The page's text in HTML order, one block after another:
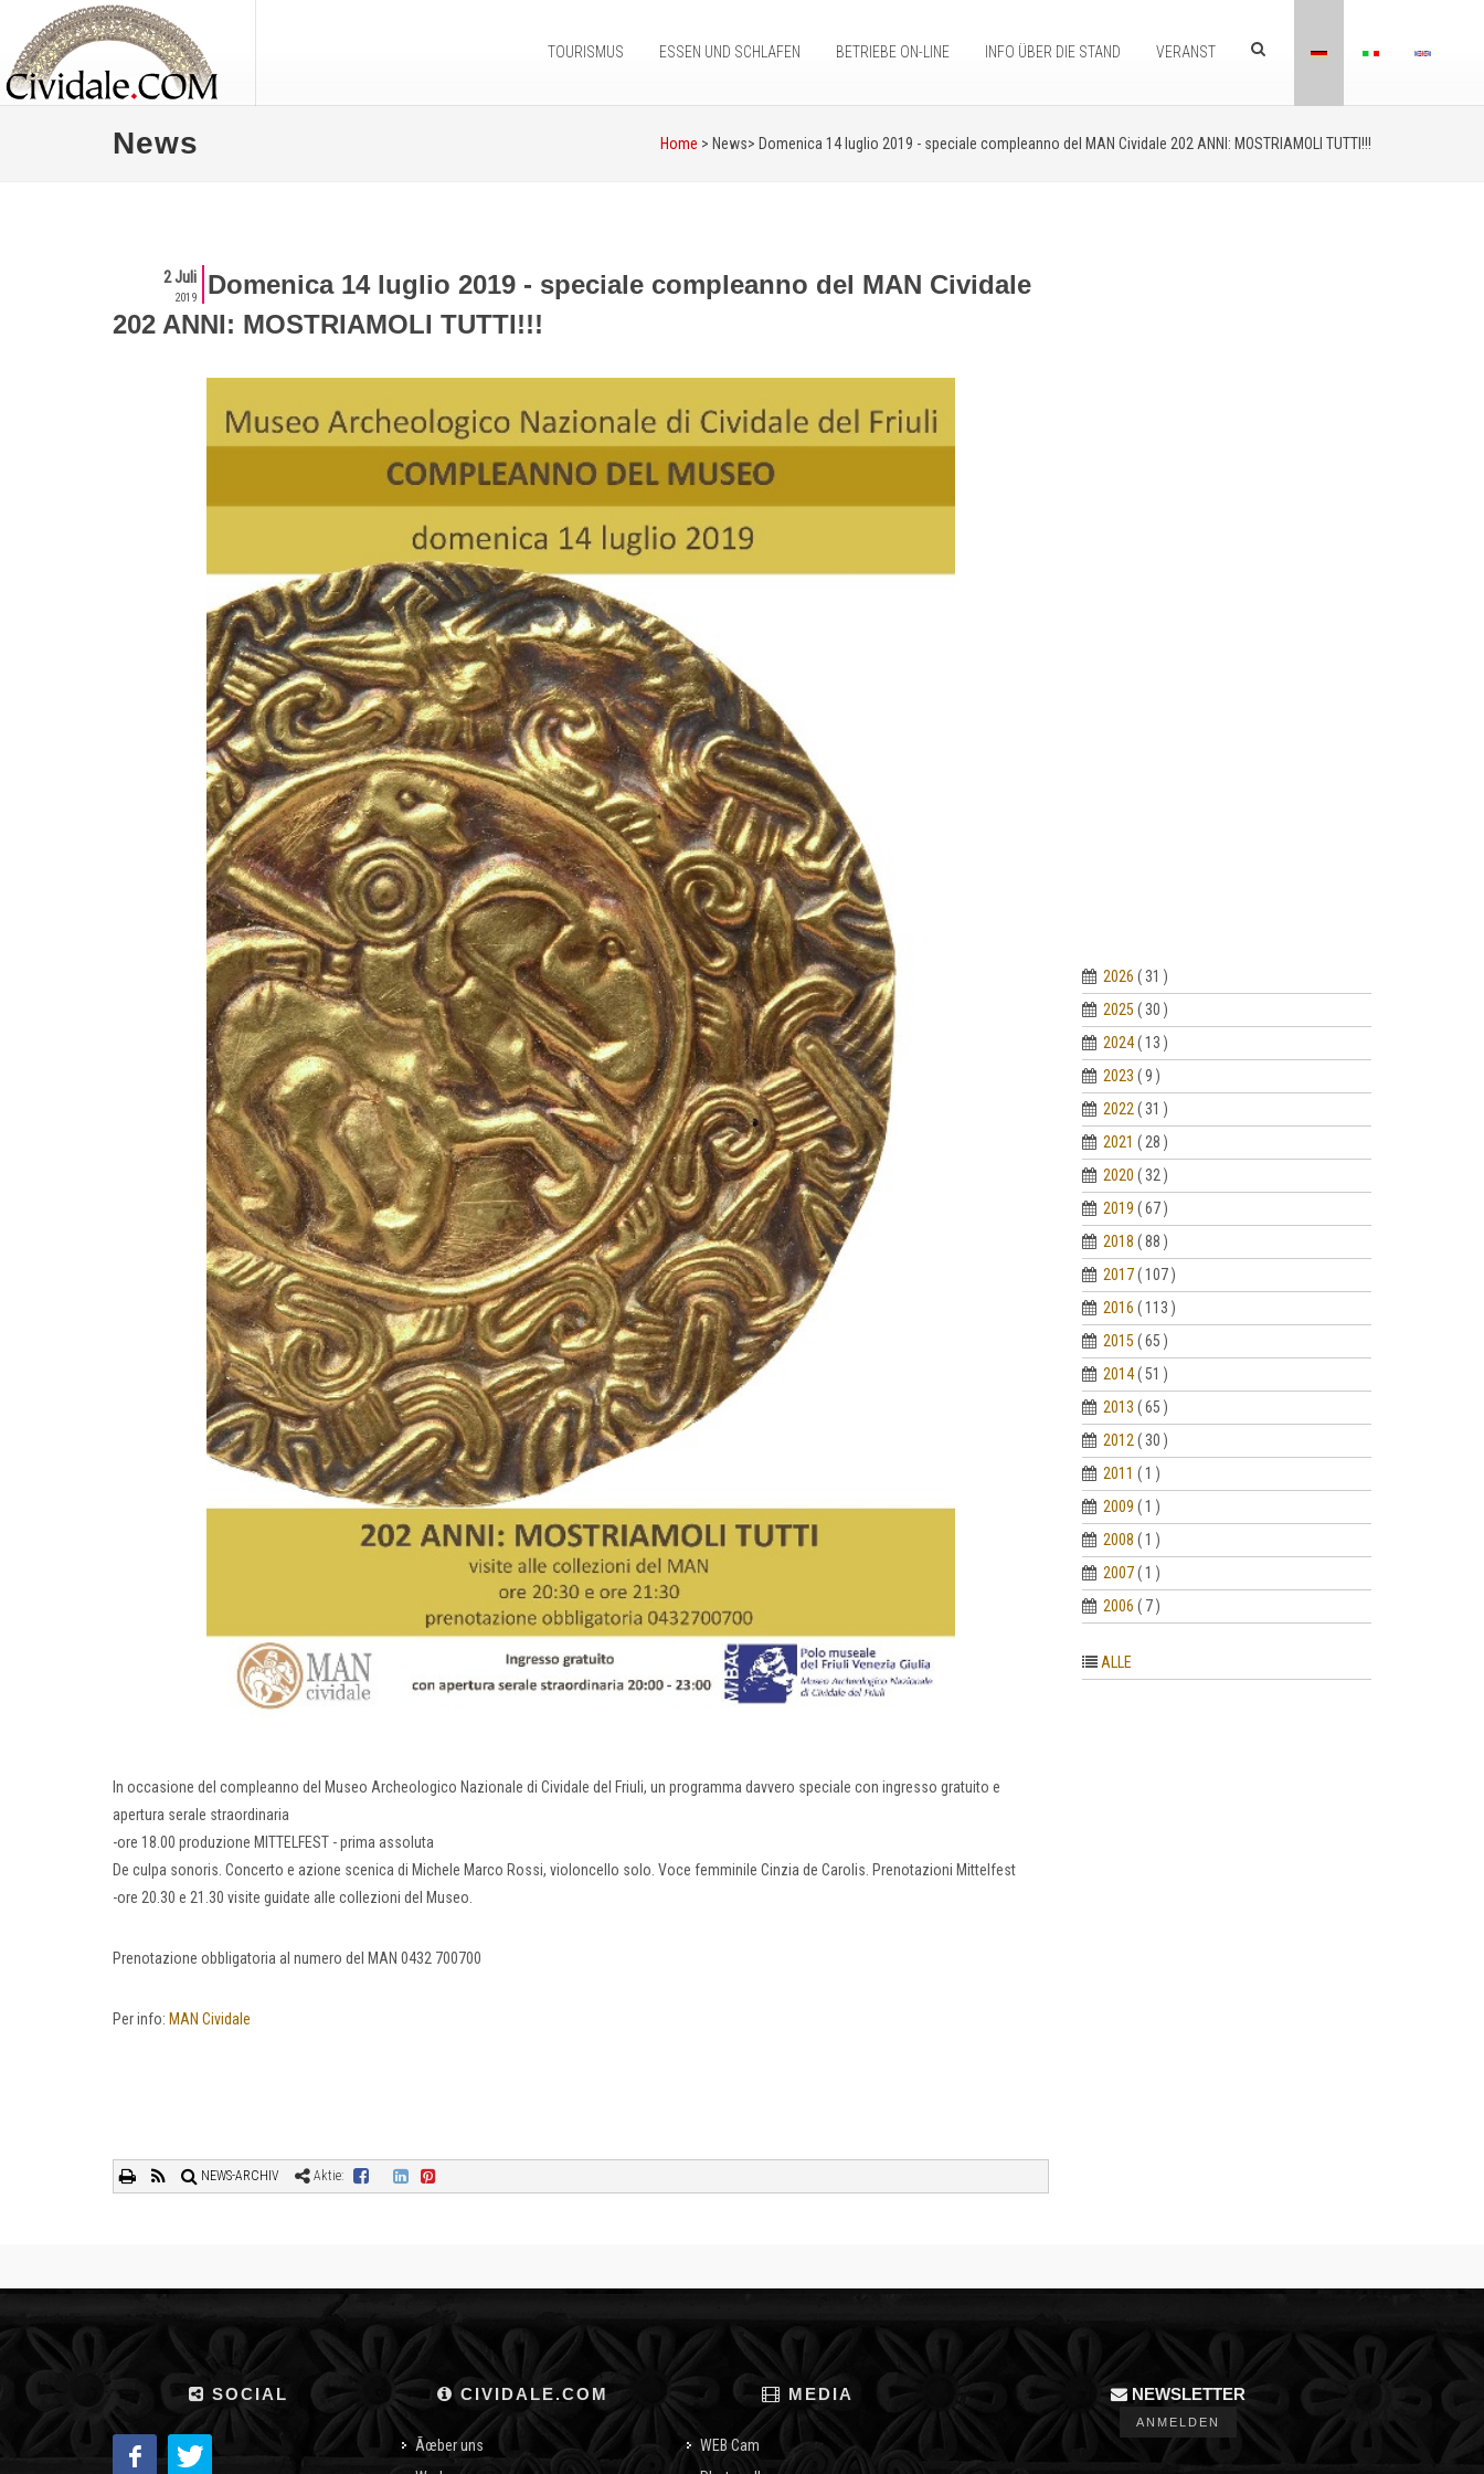
TOURISMUS ESSEN UND SCHLAFEN BETRIEBE ON-LINE INFO ÜBER DIE STAND VERANST
News Home > News> Domenica 14 luglio 2019 - speciale compleanno del MAN Cividale 202 ANNI: MOSTRIAMOLI TUTTI!!!
2 Juli
2019
Domenica 14 luglio 2019 - speciale compleanno del MAN Cividale
202 ANNI: MOSTRIAMOLI TUTTI!!!
In occasione del compleanno del Museo Archeologico Nazionale di Cividale del Friuli, un programma davvero speciale con ingresso gratuito e
apertura serale straordinaria
-ore 18.00 produzione MITTELFEST - prima assoluta
De culpa sonoris. Concerto e azione scenica di Michele Marco Rossi, violoncello solo. Voce femminile Cinzia de Carolis. Prenotazioni Mittelfest
-ore 20.30 e 21.30 visite guidate alle collezioni del Museo.
Prenotazione obbligatoria al numero del MAN 0432 700700
Per info: MAN Cividale
NEWS-ARCHIV Aktie:
2026 ( 31 )
2025 ( 30 )
2024 ( 13 )
2023 ( 9 )
2022 ( 31 )
2021 ( 28 )
2020 ( 32 )
2019 ( 67 )
2018 ( 88 )
2017 ( 107 )
2016 ( 113 )
2015 ( 65 )
2014 ( 51 )
2013 ( 65 )
2012 ( 30 )
2011 ( 1 )
2009 ( 1 )
2008 ( 1 )
2007 ( 1 )
2006 ( 7 )
ALLE
SOCIAL CIVIDALE.COM
Ãœber uns
MEDIA
WEB Cam
NEWSLETTER
ANMELDEN